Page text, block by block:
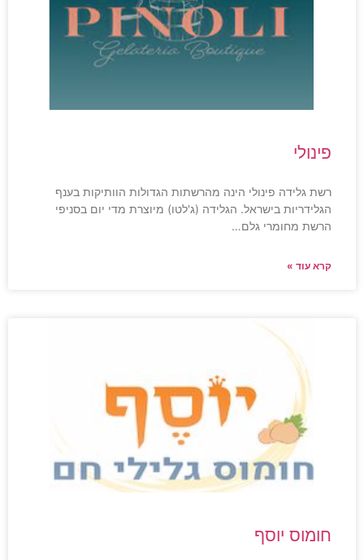
פינולי
רשת גלידה פינולי הינה מהרשתות הגדולות הוותיקות בענף
הגלידריות בישראל. הגלידה (ג'לטו) מיוצרת מדי יום בסניפי
הרשת מחומרי גלם…
קרא עוד »
חומוס יוסף